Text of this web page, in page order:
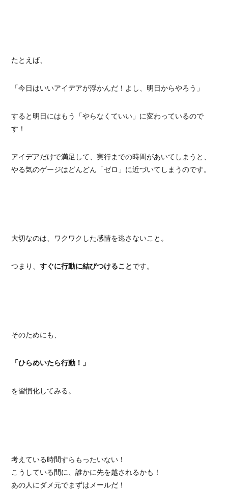
たとえば、
「今日はいいアイデアが浮かんだ！よし、明日からやろう」
すると明日にはもう「やらなくていい」に変わっているので
す！
アイデアだけで満足して、実行までの時間があいてしまうと、
やる気のゲージはどんどん「ゼロ」に近づいてしまうのです。
大切なのは、ワクワクした感情を逃さないこと。
つまり、 すぐに行動に結びつけることです。
そのためにも、
「ひらめいたら行動！」
を習慣化してみる。
考えている時間すらもったいない！
こうしている間に、誰かに先を越されるかも！
あの人にダメ元でまずはメールだ！